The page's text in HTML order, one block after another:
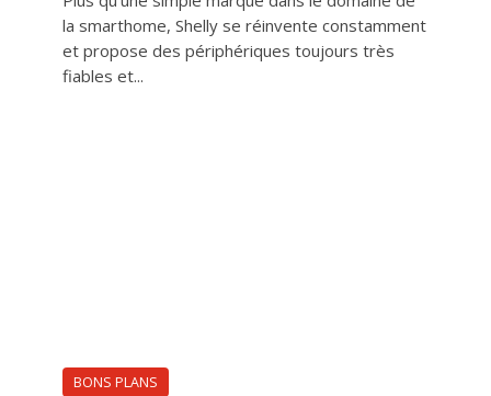
la smarthome, Shelly se réinvente constamment
et propose des périphériques toujours très
fiables et...
BONS PLANS